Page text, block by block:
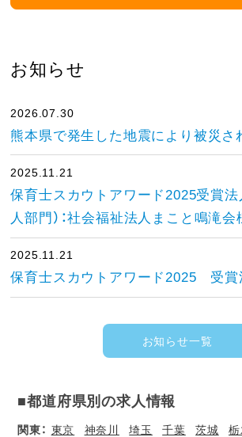
お知らせ
2026.07.30
熊本県で発生した地震により被災さ
2025.11.21
保育士スカウトアワード2025受賞法
人部門）：社会福祉法人まこと鳴滝
2025.11.21
保育士スカウトアワード2025 受賞
お知らせ一覧
■都道府県別の求人情報
関東： 東京 神奈川 埼玉 千葉 茨城 栃